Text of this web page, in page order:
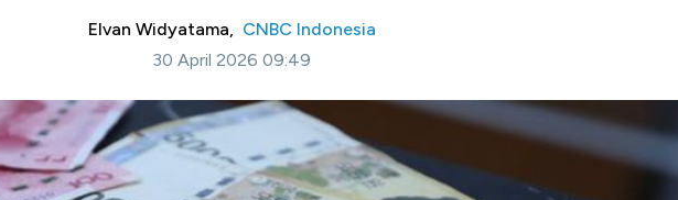
Elvan Widyatama, CNBC Indonesia
30 April 2026 09:49